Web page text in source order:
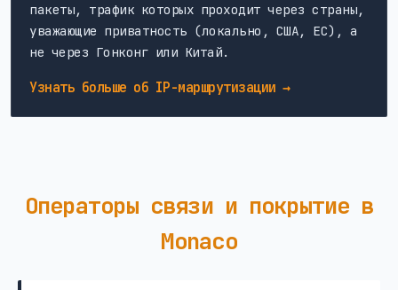
пакеты, трафик которых проходит через страны,
уважающие приватность (локально, США, ЕС), а
не через Гонконг или Китай.
Узнать больше об IP-маршрутизации →
Операторы связи и покрытие в
Monaco